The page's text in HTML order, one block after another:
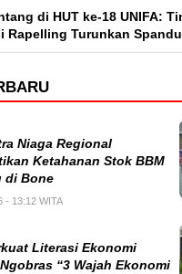
di HUT ke-18 UNIFA:
Rapelling Turunkan
Niaga Regional
Ketahanan Stok BBM
di Bone
- 13:12 WITA
Literasi Ekonomi
“3 Wajah Ekonomi